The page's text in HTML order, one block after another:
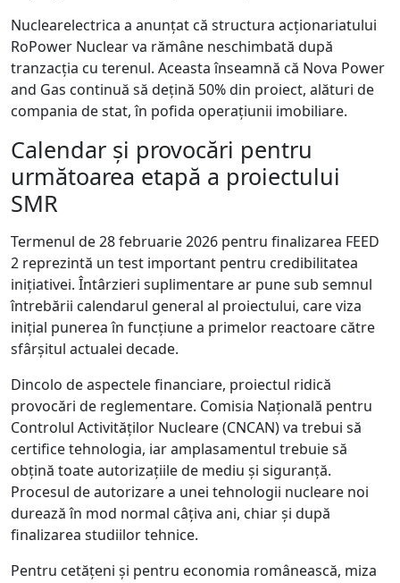
Nuclearelectrica a anunțat că structura acționariatului
RoPower Nuclear va rămâne neschimbată după
tranzacția cu terenul. Aceasta înseamnă că Nova Power
and Gas continuă să dețină 50% din proiect, alături de
compania de stat, în pofida operațiunii imobiliare.
Calendar și provocări pentru
următoarea etapă a proiectului
SMR
Termenul de 28 februarie 2026 pentru finalizarea FEED
2 reprezintă un test important pentru credibilitatea
inițiativei. Întârzieri suplimentare ar pune sub semnul
întrebării calendarul general al proiectului, care viza
inițial punerea în funcțiune a primelor reactoare către
sfârșitul actualei decade.
Dincolo de aspectele financiare, proiectul ridică
provocări de reglementare. Comisia Națională pentru
Controlul Activităților Nucleare (CNCAN) va trebui să
certifice tehnologia, iar amplasamentul trebuie să
obțină toate autorizațiile de mediu și siguranță.
Procesul de autorizare a unei tehnologii nucleare noi
durează în mod normal câțiva ani, chiar și după
finalizarea studiilor tehnice.
Pentru cetățeni și pentru economia românească, miza